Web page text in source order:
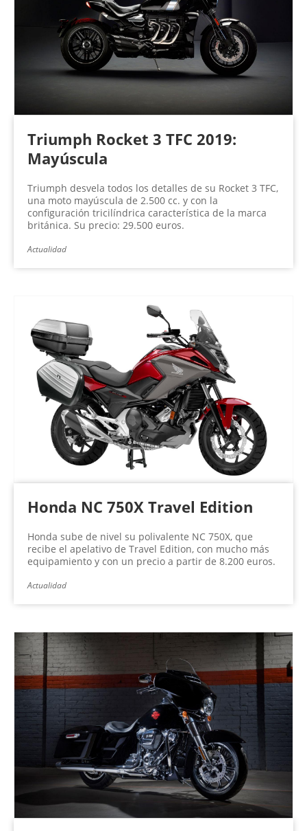
Triumph Rocket 3 TFC 2019:
Mayúscula
Triumph desvela todos los detalles de su Rocket 3 TFC,
una moto mayúscula de 2.500 cc. y con la
configuración tricilíndrica característica de la marca
británica. Su precio: 29.500 euros.
Actualidad
Honda NC 750X Travel Edition
Honda sube de nivel su polivalente NC 750X, que
recibe el apelativo de Travel Edition, con mucho más
equipamiento y con un precio a partir de 8.200 euros.
Actualidad